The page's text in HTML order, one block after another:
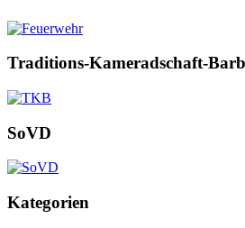
Traditions-Kameradschaft-
SoVD
Kategorien